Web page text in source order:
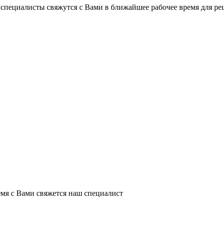
свяжутся с Вами в ближайшее рабочее время для
с Вами свяжется наш специалист
на частибез переплат
25% картой любого банка